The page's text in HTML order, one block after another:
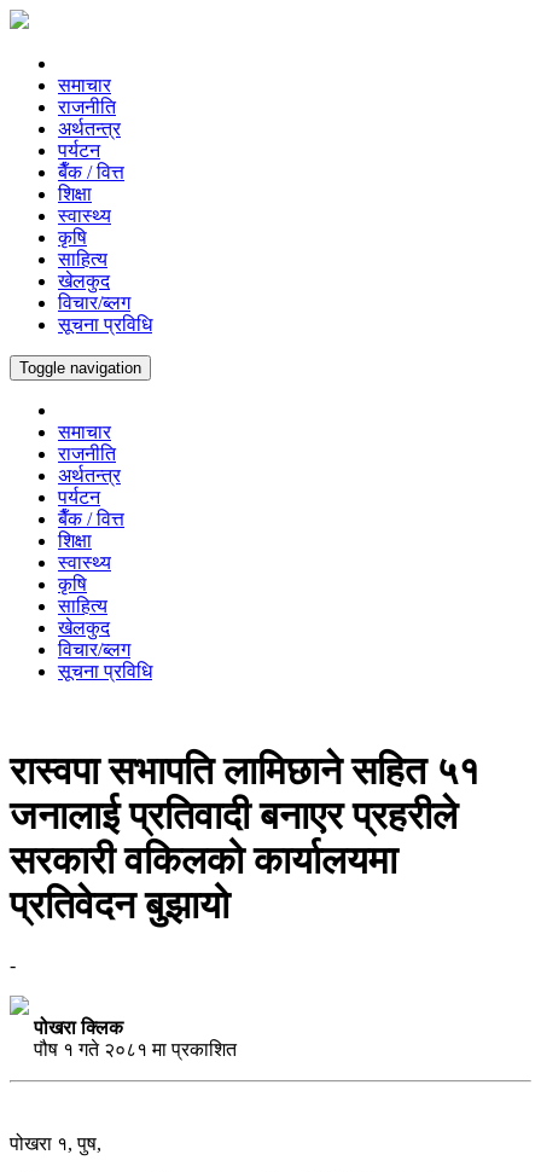
समाचार
राजनीति
अर्थतन्त्र
पर्यटन
बैँक / वित्त
शिक्षा
स्वास्थ्य
कृषि
साहित्य
खेलकुद
विचार/ब्लग
सूचना प्रविधि
Toggle navigation
समाचार
राजनीति
अर्थतन्त्र
पर्यटन
बैँक / वित्त
शिक्षा
स्वास्थ्य
कृषि
साहित्य
खेलकुद
विचार/ब्लग
सूचना प्रविधि
रास्वपा सभापति लामिछाने सहित ५१
जनालाई प्रतिवादी बनाएर प्रहरीले
सरकारी वकिलको कार्यालयमा
प्रतिवेदन बुझायो
-
पोखरा क्लिक
पौष १ गते २०८१ मा प्रकाशित
पोखरा १, पुष,